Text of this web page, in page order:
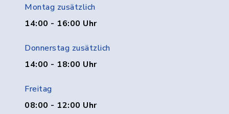
Montag zusätzlich
14:00 - 16:00 Uhr
Donnerstag zusätzlich
14:00 - 18:00 Uhr
Freitag
08:00 - 12:00 Uhr